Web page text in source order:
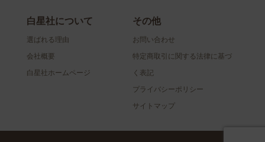
白星社について
選ばれる理由
会社概要
白星社ホームページ
その他
お問い合わせ
特定商取引に関する法律に基づ
く表記
プライバシーポリシー
サイトマップ